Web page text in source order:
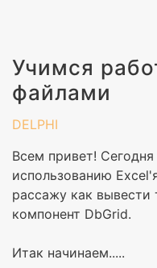
Учимся
файлами
DELPHI
Всем привет!
использованию
рассажу как вывести
компонент DbGrid.
Итак начинаем.....